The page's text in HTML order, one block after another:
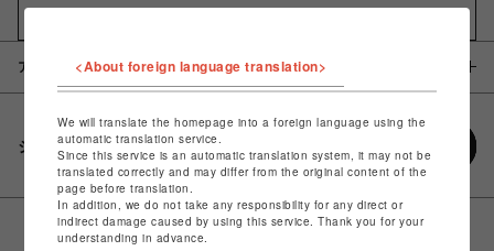
アイテム説明 / 素材
シェアする
<About foreign language translation>
We will translate the homepage into a foreign language using the
automatic translation service.
Since this service is an automatic translation system, it may not be
translated correctly and may differ from the original content of the
page before translation.
In addition, we do not take any responsibility for any direct or
indirect damage caused by using this service. Thank you for your
understanding in advance.